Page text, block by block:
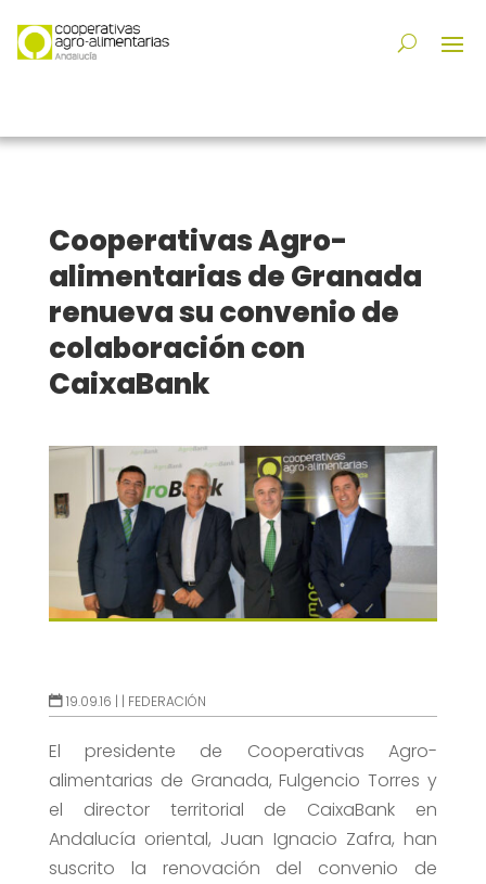
Cooperativas Agro-
alimentarias de Granada
renueva su convenio de
colaboración con
CaixaBank
19.09.16 | | FEDERACIÓN
El presidente de Cooperativas Agro-
alimentarias de Granada, Fulgencio Torres y
el director territorial de CaixaBank en
Andalucía oriental, Juan Ignacio Zafra, han
suscrito la renovación del convenio de